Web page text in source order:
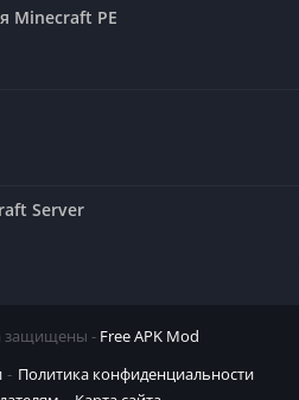
Minecraft PE
Server
защищены - Free APK Mod
Политика конфиденциальности